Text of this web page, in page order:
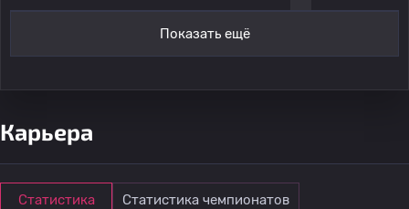
Показать ещё
Карьера
Статистика Статистика чемпионатов